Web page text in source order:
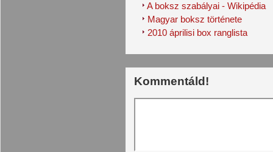
A boksz szabályai - Wikipédia
Magyar boksz története
2010 áprilisi box ranglista
Kommentáld!